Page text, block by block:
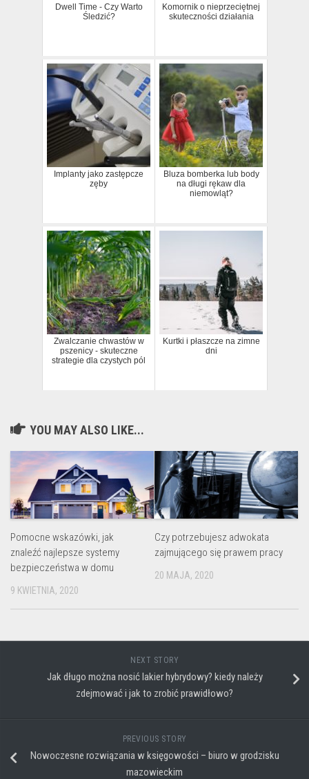
Dwell Time - Czy Warto
Śledzić?
Komornik o nieprzeciętnej
skuteczności działania
Implanty jako zastępcze
zęby
Bluza bomberka lub body
na długi rękaw dla
niemowląt?
Zwalczanie chwastów w
pszenicy - skuteczne
strategie dla czystych pól
Kurtki i płaszcze na zimne
dni
YOU MAY ALSO LIKE...
Pomocne wskazówki, jak
znaleźć najlepsze systemy
bezpieczeństwa w domu
9 KWIETNIA, 2020
Czy potrzebujesz adwokata
zajmującego się prawem pracy
20 MAJA, 2020
NEXT STORY
Jak długo można nosić lakier hybrydowy? kiedy należy
zdejmować i jak to zrobić prawidłowo?
PREVIOUS STORY
Nowoczesne rozwiązania w księgowości – biuro w grodzisku
mazowieckim